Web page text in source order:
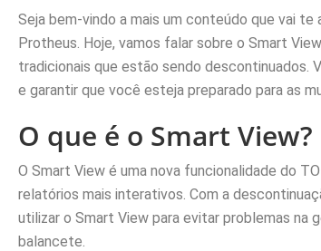
Seja bem-vindo a mais um conteúdo que vai te
Protheus. Hoje, vamos falar sobre o Smart
tradicionais que estão sendo descontinuados.
e garantir que você esteja preparado para as
O que é o Smart View?
O Smart View é uma nova funcionalidade do
relatórios mais interativos. Com a
utilizar o Smart View para evitar problemas na
balancete.